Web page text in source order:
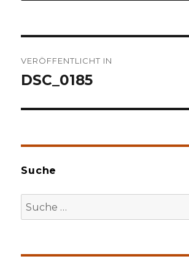
VERÖFFENTLICHT IN
DSC_0185
Suche
Suche
nach: